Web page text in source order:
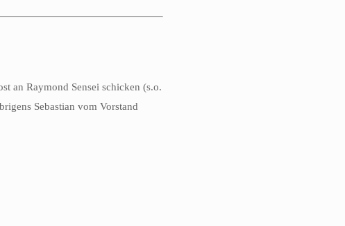
an Raymond Sensei schicken (s.o.
Sebastian vom Vorstand